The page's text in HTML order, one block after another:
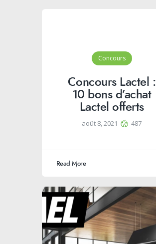
Concours
Concours Lactel :
10 bons d’achat
Lactel offerts
août 8, 2021 487
Read More